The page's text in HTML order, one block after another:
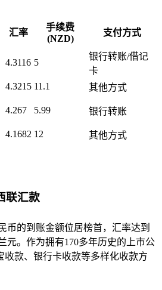
汇率
手续费
(NZD)
支付方式
4.3116 5
银行转账/借记
卡
4.3215 11.1
其他方式
4.267 5.99 银行转账
4.1682 12 其他方式
联汇款
币的到账金额位居榜首，汇率达到
元。作为拥有170多年历史的上市公
收款、银行卡收款等多样化收款方